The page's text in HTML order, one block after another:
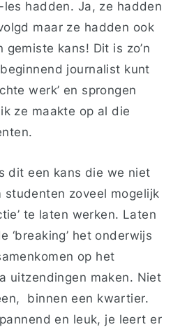
hadden. Ja, ze hadden
maar ze hadden ook
gemiste kans! Dit is zo’n
journalist kunt
werk’ en sprongen
ze maakte op al die
dit een kans die we niet
studenten zoveel mogelijk
te laten werken. Laten
‘breaking’ het onderwijs
op het
uitzendingen maken. Niet
binnen een kwartier.
en leuk, je leert er